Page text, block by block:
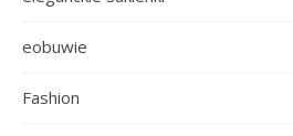
eobuwie
Fashion